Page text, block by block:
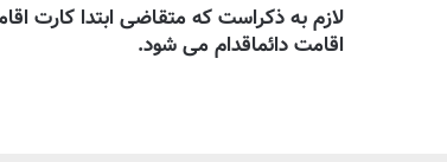
اقامت دائماقدام می شود.